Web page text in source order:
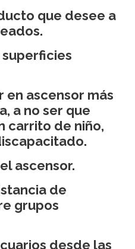
que desee a
en ascensor más
a no ser que
carrito de niño,
ascensor.
de
grupos
desde las